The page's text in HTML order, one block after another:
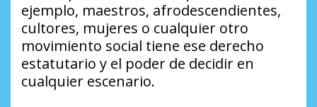
ejemplo, maestros, afrodescendientes,
cultores, mujeres o cualquier otro
movimiento social tiene ese derecho
estatutario y el poder de decidir en
cualquier escenario.